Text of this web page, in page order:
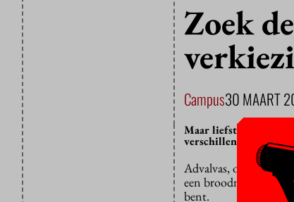
Zoek
Campus30 MAART
Maar liefst drie
verschillen die partijen
Advalvas,
een broodnodig
bent.